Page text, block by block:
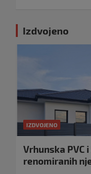
Izdvojeno
IZDVOJENO
Vrhunska PVC
renomiranih